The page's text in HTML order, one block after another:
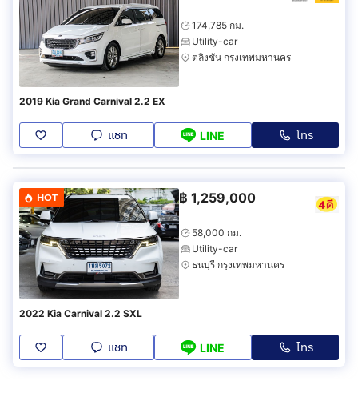
174,785 กม.
Utility-car
ตลิ่งชัน กรุงเทพมหานคร
2019 Kia Grand Carnival 2.2 EX
แชท LINE โทร
HOT ฿ 1,259,000
58,000 กม.
Utility-car
ธนบุรี กรุงเทพมหานคร
2022 Kia Carnival 2.2 SXL
แชท LINE โทร